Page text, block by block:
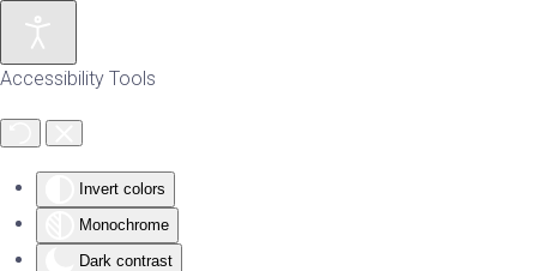
Accessibility Tools
Invert colors
Monochrome
Dark contrast
Skip to main content